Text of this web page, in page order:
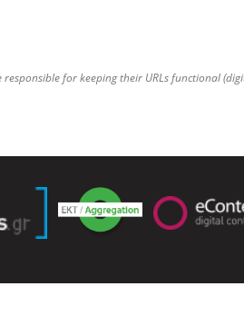
for keeping their URLs functional